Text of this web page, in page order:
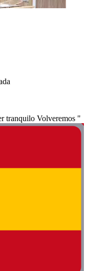
tranquilo Volveremos "